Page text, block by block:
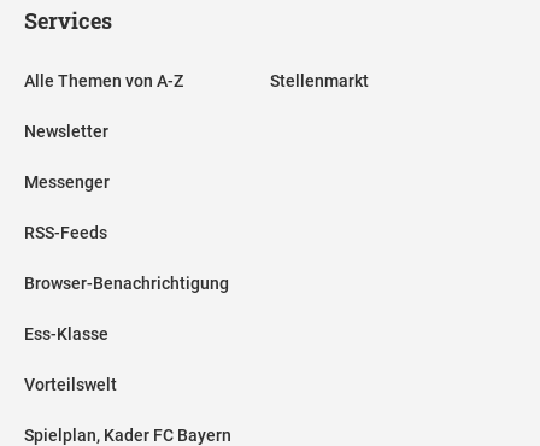
Services
Alle Themen von A-Z
Newsletter
Messenger
RSS-Feeds
Browser-Benachrichtigung
Ess-Klasse
Vorteilswelt
Spielplan, Kader FC Bayern
Stellenmarkt